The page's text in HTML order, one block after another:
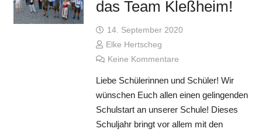
das Team Kleßheim!
14. September 2020
Elke Hertscheg
Keine Kommentare
Liebe Schülerinnen und Schüler! Wir
wünschen Euch allen einen gelingenden
Schulstart an unserer Schule! Dieses
Schuljahr bringt vor allem mit den